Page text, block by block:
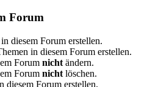
Forum
diesem Forum erstellen.
in diesem Forum erstellen.
Forum nicht ändern.
Forum nicht löschen.
diesem Forum erstellen.